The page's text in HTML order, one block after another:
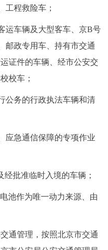
程救险车；
车辆及大型客车、京B号
邮政专用车、持有市交通
证件的车辆、经市公安交
校车；
务的行政执法车辆和清
急通信保障的专项作业
批准临时入境的车辆；
作为唯一动力来源、由
管理，按照北京市交通